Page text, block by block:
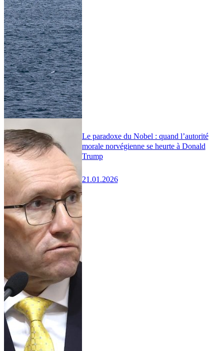
Le paradoxe du Nobel : quand l’autorité
morale norvégienne se heurte à Donald
Trump
21.01.2026